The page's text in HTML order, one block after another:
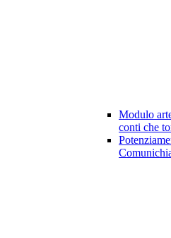
Modulo
conti che